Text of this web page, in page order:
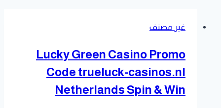
غير مصنف
Lucky Green Casino Promo
Code trueluck-casinos.nl
Netherlands Spin & Win